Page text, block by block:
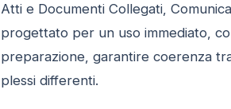
Atti e Documenti Collegati,
progettato per un uso immediato,
preparazione, garantire coerenza
plessi differenti.